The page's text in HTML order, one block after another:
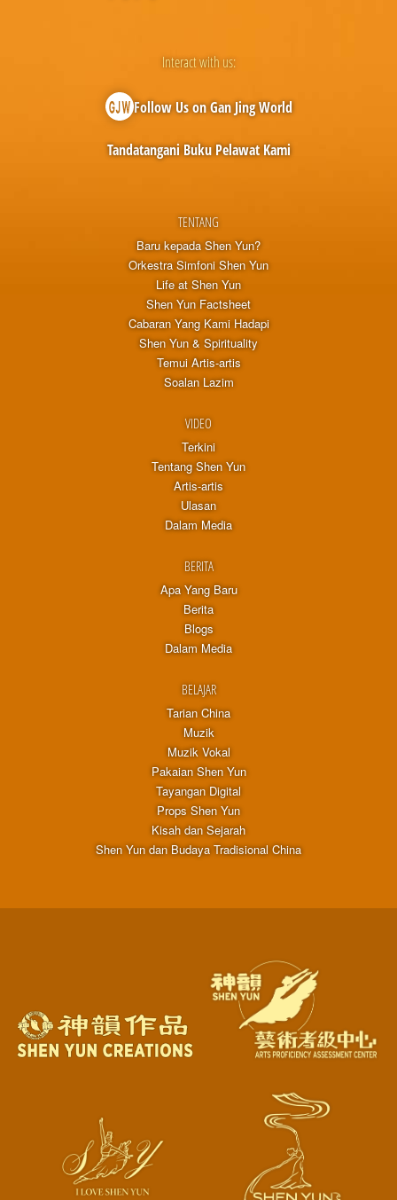
TENTANG
Baru kepada Shen Yun?
Orkestra Simfoni Shen Yun
Life at Shen Yun
Shen Yun Factsheet
Cabaran Yang Kami Hadapi
Shen Yun & Spirituality
Temui Artis-artis
Soalan Lazim
VIDEO
Terkini
Tentang Shen Yun
Artis-artis
Ulasan
Dalam Media
BERITA
Apa Yang Baru
Berita
Blogs
Dalam Media
BELAJAR
Tarian China
Muzik
Muzik Vokal
Pakaian Shen Yun
Tayangan Digital
Props Shen Yun
Kisah dan Sejarah
Shen Yun dan Budaya Tradisional China
Interact with us:
Follow Us on Gan Jing World
Tandatangani Buku Pelawat Kami